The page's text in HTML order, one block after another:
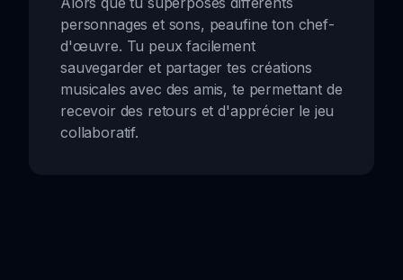
personnages et sons, peaufine ton chef-
d'œuvre. Tu peux facilement
sauvegarder et partager tes créations
musicales avec des amis, te permettant de
recevoir des retours et d'apprécier le jeu
collaboratif.